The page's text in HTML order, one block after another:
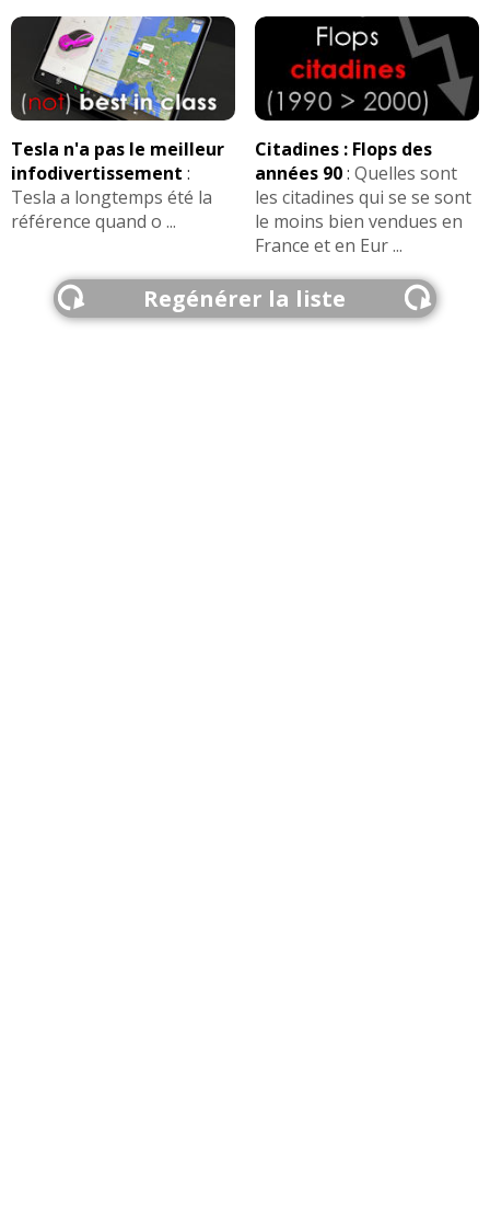
Tesla n'a pas le meilleur
infodivertissement :
Tesla a longtemps été la
référence quand o ...
Citadines : Flops des
années 90: Quelles sont
les citadines qui se se sont
le moins bien vendues en
France et en Eur ...
Regénérer la liste